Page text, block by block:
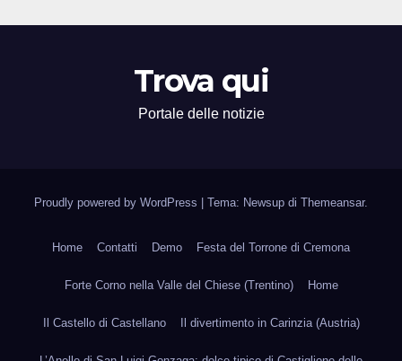
Trova qui
Portale delle notizie
Proudly powered by WordPress Tema: Newsup di Themeansar.
Home Contatti Demo Festa del Torrone di Cremona
Forte Corno nella Valle del Chiese (Trentino) Home
Il Castello di Castellano Il divertimento in Carinzia (Austria)